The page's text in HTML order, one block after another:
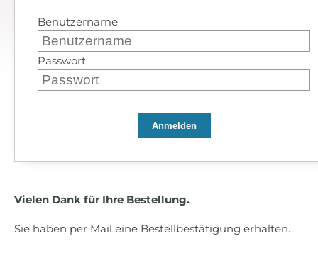
Benutzername
Passwort
Vielen Dank für Ihre Bestellung.
Sie haben per Mail eine Bestellbestätigung erhalten.